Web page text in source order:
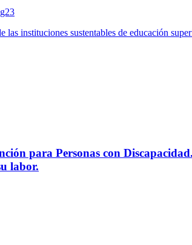
instituciones sustentables de educación
para Personas con Discapacidad.
labor.